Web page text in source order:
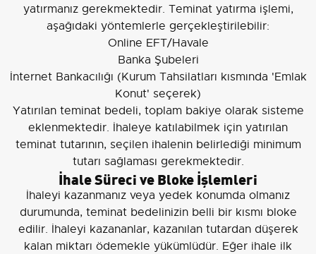
yatırmanız gerekmektedir. Teminat yatırma işlemi,
aşağıdaki yöntemlerle gerçekleştirilebilir:
Online EFT/Havale
Banka Şubeleri
İnternet Bankacılığı (Kurum Tahsilatları kısmında 'Emlak
Konut' seçerek)
Yatırılan teminat bedeli, toplam bakiye olarak sisteme
eklenmektedir. İhaleye katılabilmek için yatırılan
teminat tutarının, seçilen ihalenin belirlediği minimum
tutarı sağlaması gerekmektedir.
İhale Süreci ve Bloke İşlemleri
İhaleyi kazanmanız veya yedek konumda olmanız
durumunda, teminat bedelinizin belli bir kısmı bloke
edilir. İhaleyi kazananlar, kazanılan tutardan düşerek
kalan miktarı ödemekle yükümlüdür. Eğer ihale ilk